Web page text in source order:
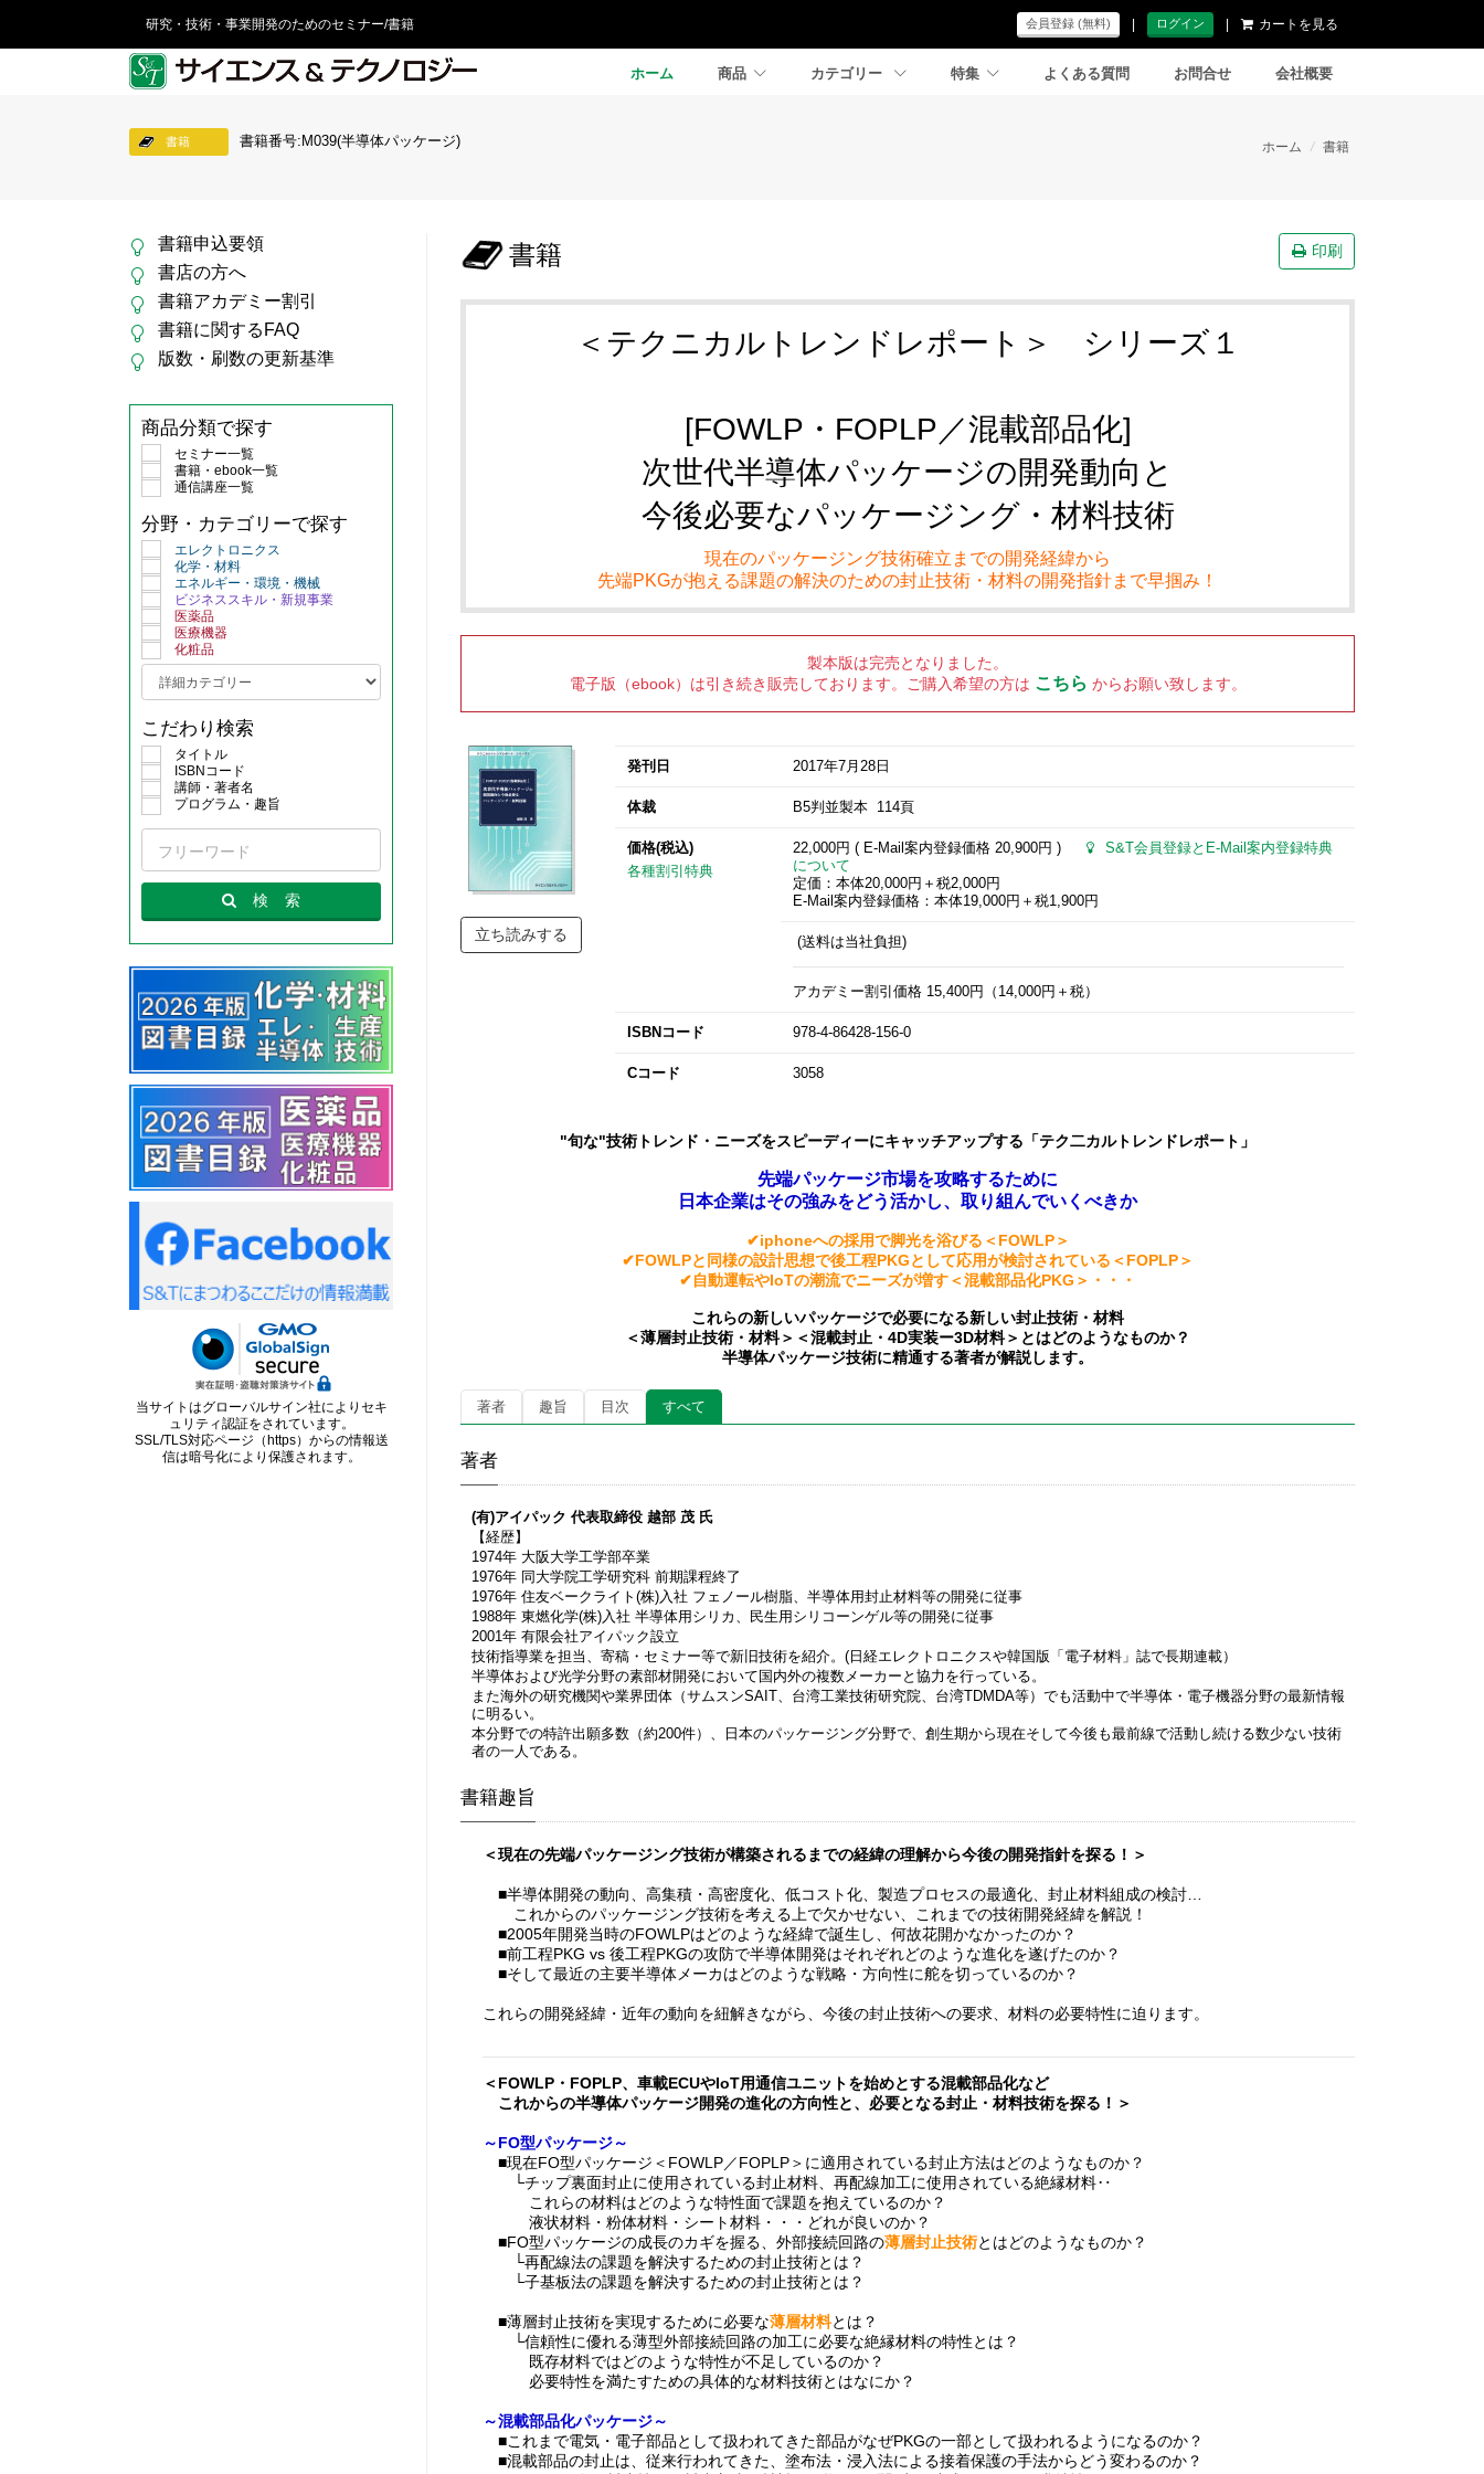
研究・技術・事業開発のためのセミナー/書籍 会員登録 (無料) | ログイン | カートを見る
ホーム 商品 カテゴリー 特集 よくある質問 お問合せ 会社概要
書籍 書籍番号:M039(半導体パッケージ) ホーム / 書籍
書籍 印刷
＜テクニカルトレンドレポート＞ シリーズ１
[FOWLP・FOPLP／混載部品化]
次世代半導体パッケージの開発動向と
今後必要なパッケージング・材料技術
現在のパッケージング技術確立までの開発経緯から
先端PKGが抱える課題の解決のための封止技術・材料の開発指針まで早掴み！
製本版は完売となりました。
電子版（ebook）は引き続き販売しております。ご購入希望の方は こちら からお願い致します。
立ち読みする
発刊日 2017年7月28日
体裁 B5判並製本 114頁
価格(税込)
各種割引特典
22,000円 ( E-Mail案内登録価格 20,900円 )
S&T会員登録とE-Mail案内登録特典
について
定価：本体20,000円＋税2,000円
E-Mail案内登録価格：本体19,000円＋税1,900円
(送料は当社負担)
アカデミー割引価格 15,400円（14,000円＋税）
ISBNコード 978-4-86428-156-0
Cコード 3058
"旬な"技術トレンド・ニーズをスピーディーにキャッチアップする「テク二カルトレンドレポート」
先端パッケージ市場を攻略するために
日本企業はその強みをどう活かし、取り組んでいくべきか
✔iphoneへの採用で脚光を浴びる＜FOWLP＞
✔FOWLPと同様の設計思想で後工程PKGとして応用が検討されている＜FOPLP＞
✔自動運転やIoTの潮流でニーズが増す＜混載部品化PKG＞・・・
これらの新しいパッケージで必要になる新しい封止技術・材料
＜薄層封止技術・材料＞＜混載封止・4D実装ー3D材料＞ とはどのようなものか？
半導体パッケージ技術に精通する著者が解説します。
著者 趣旨 目次 すべて
著者
(有)アイパック 代表取締役 越部 茂 氏
【経歴】
1974年 大阪大学工学部卒業
1976年 同大学院工学研究科 前期課程終了
1976年 住友ベークライト(株)入社 フェノール樹脂、半導体用封止材料等の開発に従事
1988年 東燃化学(株)入社 半導体用シリカ、民生用シリコーンゲル等の開発に従事
2001年 有限会社アイパック設立
技術指導業を担当、寄稿・セミナー等で新旧技術を紹介。(日経エレクトロニクスや韓国版「電子材料」誌で長期連載）
半導体および光学分野の素部材開発において国内外の複数メーカーと協力を行っている。
また海外の研究機関や業界団体（サムスンSAIT、台湾工業技術研究院、台湾TDMDA等）でも活動中で半導体・電子機器分野の最新情報
に明るい。
本分野での特許出願多数（約200件）、日本のパッケージング分野で、創生期から現在そして今後も最前線で活動し続ける数少ない技術
者の一人である。
書籍趣旨
＜現在の先端パッケージング技術が構築されるまでの経緯の理解から今後の開発指針を探る！＞
■半導体開発の動向、高集積・高密度化、低コスト化、製造プロセスの最適化、封止材料組成の検討…
これからのパッケージング技術を考える上で欠かせない、これまでの技術開発経緯を解説！
■2005年開発当時のFOWLPはどのような経緯で誕生し、何故花開かなかったのか？
■前工程PKG vs 後工程PKGの攻防で半導体開発はそれぞれどのような進化を遂げたのか？
■そして最近の主要半導体メーカはどのような戦略・方向性に舵を切っているのか？
これらの開発経緯・近年の動向を紐解きながら、今後の封止技術への要求、材料の必要特性に迫ります。
＜FOWLP・FOPLP、車載ECUやIoT用通信ユニットを始めとする混載部品化など
これからの半導体パッケージ開発の進化の方向性と、必要となる封止・材料技術を探る！＞
～FO型パッケージ～
■現在FO型パッケージ＜FOWLP／FOPLP＞に適用されている封止方法はどのようなものか？
└チップ裏面封止に使用されている封止材料、再配線加工に使用されている絶縁材料‥
これらの材料はどのような特性面で課題を抱えているのか？
液状材料・粉体材料・シート材料・・・どれが良いのか？
■FO型パッケージの成長のカギを握る、外部接続回路の薄層封止技術とはどのようなものか？
└再配線法の課題を解決するための封止技術とは？
└子基板法の課題を解決するための封止技術とは？
■薄層封止技術を実現するために必要な薄層材料とは？
└信頼性に優れる薄型外部接続回路の加工に必要な絶縁材料の特性とは？
既存材料ではどのような特性が不足しているのか？
必要特性を満たすための具体的な材料技術とはなにか？
～混載部品化パッケージ～
■これまで電気・電子部品として扱われてきた部品がなぜPKGの一部として扱われるようになるのか？
■混載部品の封止は、従来行われてきた、塗布法・浸入法による接着保護の手法からどう変わるのか？
書籍申込要領
書店の方へ
書籍アカデミー割引
書籍に関するFAQ
版数・刷数の更新基準
商品分類で探す
セミナー一覧
書籍・ebook一覧
通信講座一覧
分野・カテゴリーで探す
エレクトロニクス
化学・材料
エネルギー・環境・機械
ビジネススキル・新規事業
医薬品
医療機器
化粧品
こだわり検索
タイトル
ISBNコード
講師・著者名
プログラム・趣旨
検 索
当サイトはグローバルサイン社によりセキ
ュリティ認証をされています。
SSL/TLS対応ページ（https）からの情報送
信は暗号化により保護されます。